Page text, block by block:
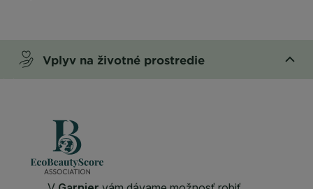
Vplyv na životné prostredie